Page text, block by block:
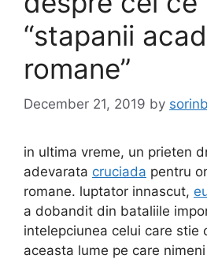
“stapanii
romane”
December 21, 2019 by
in ultima vreme, un prieten
adevarata cruciada pentru
romane. luptator innascut,
a dobandit din bataliile
intelepciunea celui care stie
aceasta lume pe care